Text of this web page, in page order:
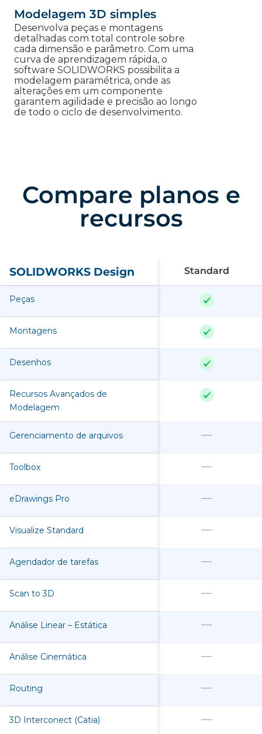
Modelagem 3D simples
Desenvolva peças e montagens
detalhadas com total controle sobre
cada dimensão e parâmetro. Com uma
curva de aprendizagem rápida, o
software SOLIDWORKS possibilita a
modelagem paramétrica, onde as
alterações em um componente
garantem agilidade e precisão ao longo
de todo o ciclo de desenvolvimento.
Compare planos e
recursos
SOLIDWORKS Design Standard
Peças
Montagens
Desenhos
Recursos Avançados de
Modelagem
Gerenciamento de arquivos —
Toolbox —
eDrawings Pro —
Visualize Standard —
Agendador de tarefas —
Scan to 3D —
Análise Linear – Estática —
Análise Cinemática —
Routing —
3D Interconect (Catia) —